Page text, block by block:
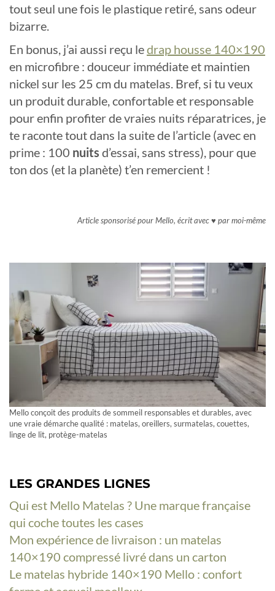
tout seul une fois le plastique retiré, sans odeur
bizarre.
En bonus, j’ai aussi reçu ledrap housse 140×190
en microfibre : douceur immédiate et maintien
nickel sur les 25 cm du matelas. Bref, si tu veux
un produit durable, confortable et responsable
pour enfin profiter de vraies nuits réparatrices, je
te raconte tout dans la suite de l’article (avec en
prime : 100 nuits d’essai, sans stress), pour que
ton dos (et la planète) t’en remercient !
Article sponsorisé pour Mello, écrit avec ♥ par moi-même
Mello conçoit des produits de sommeil responsables et durables, avec
une vraie démarche qualité : matelas, oreillers, surmatelas, couettes,
linge de lit, protège-matelas
LES GRANDES LIGNES
Qui est Mello Matelas ? Une marque française
qui coche toutes les cases
Mon expérience de livraison : un matelas
140×190 compressé livré dans un carton
Le matelas hybride 140×190 Mello : confort